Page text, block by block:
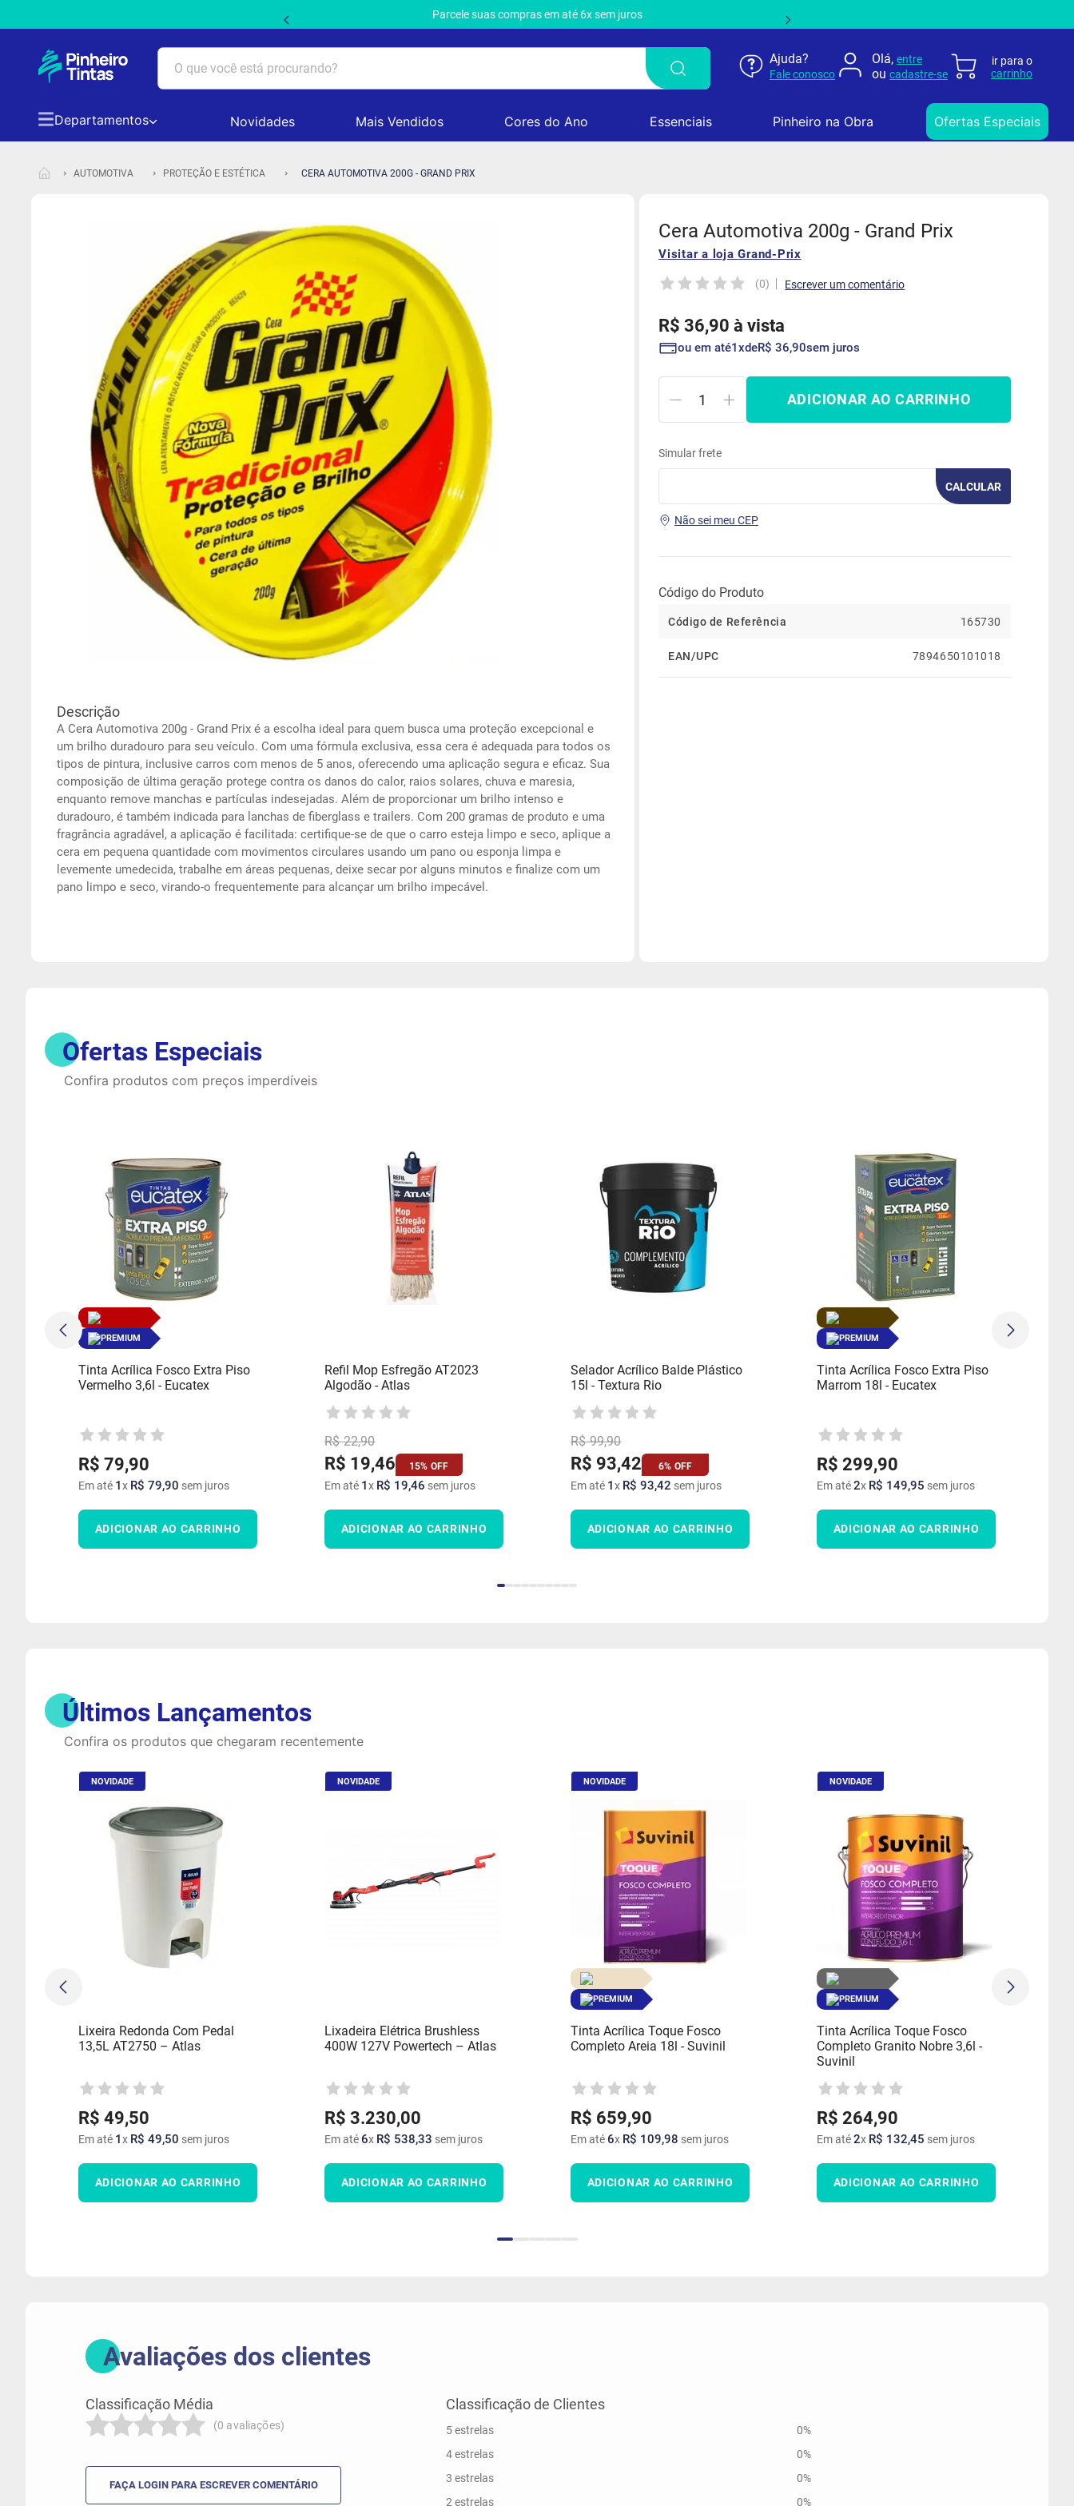
Parcele suas compras em até 6x sem juros
O que você está procurando? Ajuda?
Fale conosco
Olá, entre
ou cadastre-se
Departamentos Novidades Mais Vendidos Cores do Ano Essenciais Pinheiro na Obra Ofertas Especiais
AUTOMOTIVA PROTEÇÃO E ESTÉTICA CERA AUTOMOTIVA 200G - GRAND PRIX
Descrição
A Cera Automotiva 200g - Grand Prix é a escolha ideal para quem busca uma proteção excepcional e
um brilho duradouro para seu veículo. Com uma fórmula exclusiva, essa cera é adequada para todos os
tipos de pintura, inclusive carros com menos de 5 anos, oferecendo uma aplicação segura e eficaz. Sua
composição de última geração protege contra os danos do calor, raios solares, chuva e maresia,
enquanto remove manchas e partículas indesejadas. Além de proporcionar um brilho intenso e
duradouro, é também indicada para lanchas de fiberglass e trailers. Com 200 gramas de produto e uma
fragrância agradável, a aplicação é facilitada: certifique-se de que o carro esteja limpo e seco, aplique a
cera em pequena quantidade com movimentos circulares usando um pano ou esponja limpa e
levemente umedecida, trabalhe em áreas pequenas, deixe secar por alguns minutos e finalize com um
pano limpo e seco, virando-o frequentemente para alcançar um brilho impecável.
Cera Automotiva 200g - Grand Prix
Visitar a lojaGrand-Prix
(0)
R$ 36,90 à vista
ou em até1 deR$ 36,90sem juros
ADICIONAR AO CARRINHO
Simular frete
CALCULAR
Não sei meu CEP
Código do Produto
Código de Referência 165730
EAN/UPC 7894650101018
Ofertas Especiais
Confira produtos com preços imperdíveis
PREMIUM
Tinta Acrílica Fosco Extra Piso
Vermelho 3,6l - Eucatex
R$ 79,90
Em até 1x R$ 79,90 sem juros
ADICIONAR AO CARRINHO
Refil Mop Esfregão AT2023
Algodão - Atlas
R$ 22,90
R$ 19,46 15% OFF
Em até 1x R$ 19,46 sem juros
ADICIONAR AO CARRINHO
Selador Acrílico Balde Plástico
15l - Textura Rio
R$ 99,90
R$ 93,42 6% OFF
Em até 1x R$ 93,42 sem juros
ADICIONAR AO CARRINHO
PREMIUM
Tinta Acrílica Fosco Extra Piso
Marrom 18l - Eucatex
R$ 299,90
Em até2x R$ 149,95 sem juros
ADICIONAR AO CARRINHO
Últimos Lançamentos
Confira os produtos que chegaram recentemente
NOVIDADE
Lixeira Redonda Com Pedal
13,5L AT2750 – Atlas
R$ 49,50
Em até 1x R$ 49,50 sem juros
ADICIONAR AO CARRINHO
NOVIDADE
Lixadeira Elétrica Brushless
400W 127V Powertech – Atlas
R$ 3.230,00
Em até6x R$ 538,33 sem juros
ADICIONAR AO CARRINHO
NOVIDADE
PREMIUM
Tinta Acrílica Toque Fosco
Completo Areia 18l - Suvinil
R$ 659,90
Em até6x R$ 109,98 sem juros
ADICIONAR AO CARRINHO
NOVIDADE
PREMIUM
Tinta Acrílica Toque Fosco
Completo Granito Nobre 3,6l -
Suvinil
R$ 264,90
Em até2x R$ 132,45 sem juros
ADICIONAR AO CARRINHO
(0 avaliações) 5 estrelas
0%
4 estrelas
0%
3 estrelas
0%
2 estrelas
0%
TERMOS MAIS BUSCADOS
3 º massa acrilica
papel picado
5 tinta coral
6º algodão egípcio
7º esmalte base água
8º epóxi
9º tinta acrilica suvinil toque seda
10